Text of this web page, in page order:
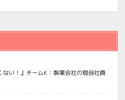
ない！』チームK：製薬会社の現役社員